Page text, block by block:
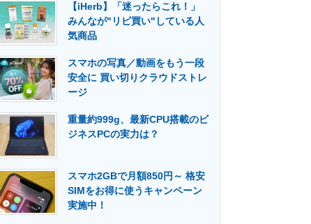
ミュニティ マーケ×ITの今がよく分かる
活用を支援
メディア 建設×テクノロジーの最前線
【iHerb】「迷ったらこれ！」
みんなが"リピ買い"している人
気商品
スマホの写真／動画をもう一段
安全に 買い切りクラウドストレ
ージ
重量約999g、最新CPU搭載のビ
ジネスPCの実力は？
スマホ2GBで月額850円～ 格安
SIMをお得に使うキャンペーン
実施中！